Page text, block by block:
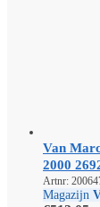
Van
2000
Artnr:
Magazijn